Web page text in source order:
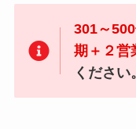
301～
期＋２営
ください